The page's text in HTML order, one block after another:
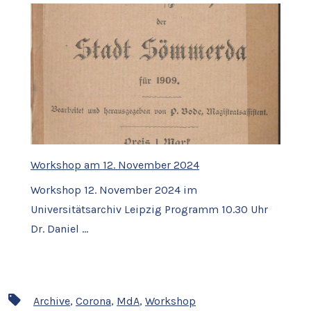
Workshop am 12. November 2024
Workshop 12. November 2024 im
Universitätsarchiv Leipzig Programm 10.30 Uhr
Dr. Daniel …
Schlagwörter
Archive, Corona, MdA, Workshop